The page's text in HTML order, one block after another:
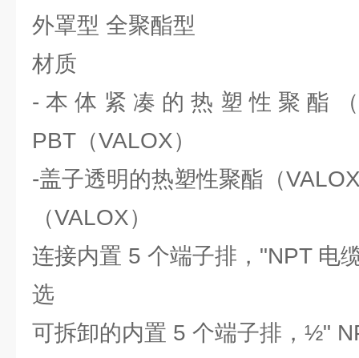
外罩型 全聚酯型
材质
-本体紧凑的热塑性聚酯
PBT（VALOX）
-盖子透明的热塑性聚酯（
（VALOX）
连接内置 5 个端子排，"NPT 电
选
可拆卸的内置 5 个端子排，½"